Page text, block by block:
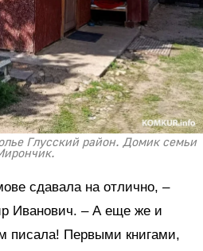
Глусский район. Домик семьи
сдавала на отлично, –
Иванович. – А еще же и
писала! Первыми книгами,